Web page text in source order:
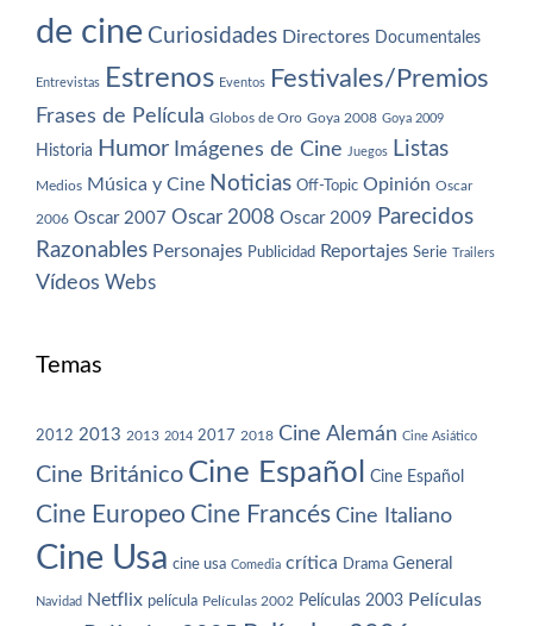
de cine Curiosidades Directores Documentales
Entrevistas Estrenos Eventos Festivales/Premios
Frases de Película Globos de Oro Goya 2008 Goya 2009
Historia Humor Imágenes de Cine Juegos Listas
Medios Música y Cine Noticias Off-Topic Opinión Oscar
2006 Oscar 2007 Oscar 2008 Oscar 2009 Parecidos
Razonables Personajes Publicidad Reportajes Serie Trailers
Vídeos Webs
Temas
2012 2013 2013 2014 2017 2018 Cine Alemán Cine Asiático
Cine Británico Cine Español Cine Español
Cine Europeo Cine Francés Cine Italiano
Cine Usa cine usa Comedia crítica Drama General
Navidad Netflix película Películas 2002 Películas 2003 Películas